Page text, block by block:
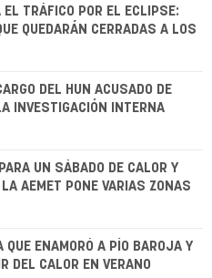
EL TRÁFICO POR EL ECLIPSE:
QUEDARÁN CERRADAS A LOS
DEL HUN ACUSADO DE
INVESTIGACIÓN INTERNA
UN SÁBADO DE CALOR Y
AEMET PONE VARIAS ZONAS
QUE ENAMORÓ A PÍO BAROJA Y
DEL CALOR EN VERANO